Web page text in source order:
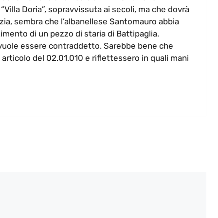
Doria”, sopravvissuta ai secoli, ma che dovrà
sembra che l’albanellese Santomauro abbia
di un pezzo di staria di Battipaglia.
essere contraddetto. Sarebbe bene che
del 02.01.010 e riflettessero in quali mani